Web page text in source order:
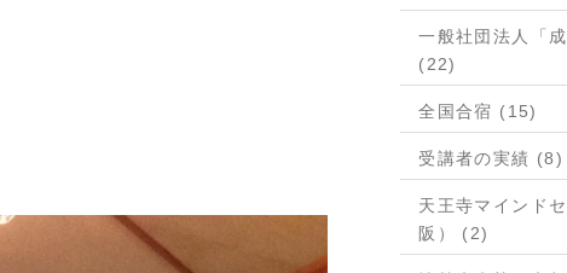
一般社団法人「成
(22)
全国合宿 (15)
受講者の実績 (8)
天王寺マインド
阪） (2)